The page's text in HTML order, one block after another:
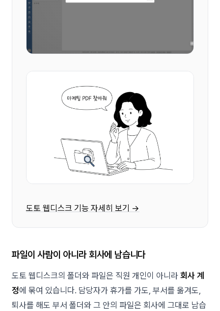
도토 웹디스크 기능 자세히 보기 →
파일이 사람이 아니라 회사에 남습니다
도토 웹디스크의 폴더와 파일은 직원 개인이 아니라 회사 계
정에 묶여 있습니다. 담당자가 휴가를 가도, 부서를 옮겨도,
퇴사를 해도 부서 폴더와 그 안의 파일은 회사에 그대로 남습